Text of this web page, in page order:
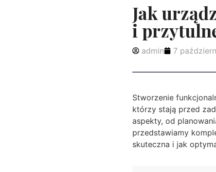
Jak
i
admin 7
Stworzenie
którzy stają przed
aspekty, od
przedstawiamy
skuteczna i jak